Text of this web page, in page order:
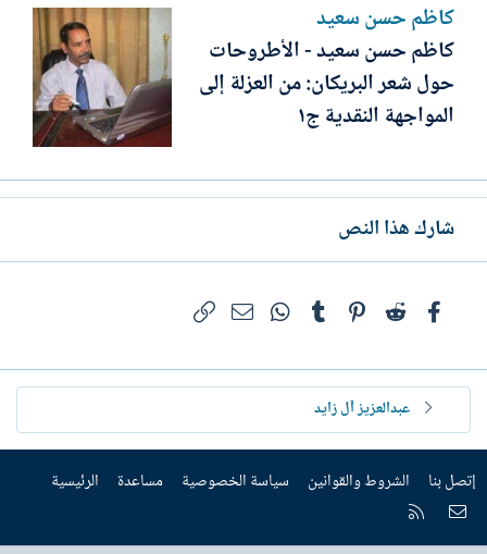
كاظم حسن سعيد
كاظم حسن سعيد - الأطروحات
حول شعر البريكان: من العزلة إلى
المواجهة النقدية ج١
شارك هذا النص
فيسبوكReddit
Pinterest
Tumblr
WhatsAppالبريد الإلكتروني
عبدالعزيز آل زايد
إتصل بنا الشروط والقوانين سياسة الخصوصية مساعدة الرئيسية
إتصل بنا